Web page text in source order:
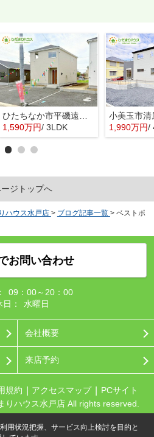
ひたちなか市平磯遠原町第2 新築戸建 3号棟
1,590万円/ 3LDK 1,990万円/
ジトップへ
ハウス水戸店 > ブログ記事一覧 > ベストポ
お問い合わせ
09：00～20：00
：
水曜日
会社概要
来店予約
規約 アクセスマップ
PCサイト
りハウス水戸店 All rights reserved.
用状況把握、サービス向上検討を目的と